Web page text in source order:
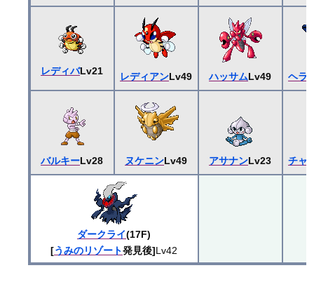
レディバLv21 レディアンLv49 ハッサムLv49 ヘラ
バルキーLv28 ヌケニンLv49 アサナンLv23 チャ
ダークライ(17F)
[うみのリゾート発見後]Lv42